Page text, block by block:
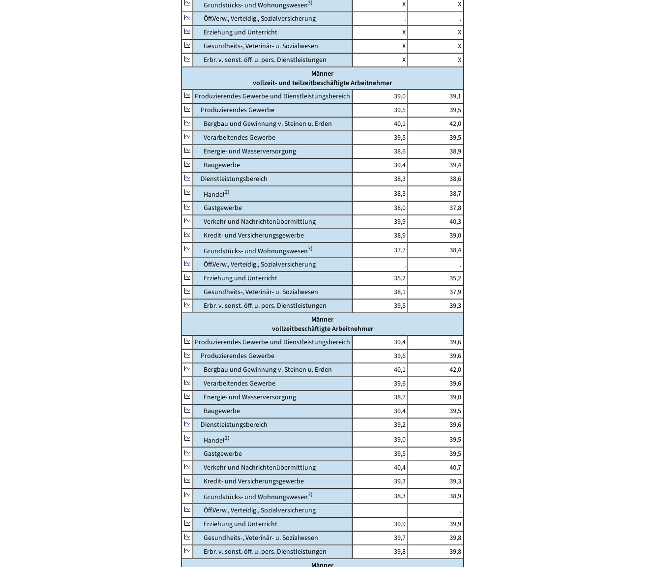
Grundstücks- und Wohnungswesen3) X
X
Öff.Verw., Verteidig., Sozialversicherung
.
.
Erziehung und Unterricht
X
X
Gesundheits-, Veterinär- u. Sozialwesen
X
X
Erbr. v. sonst. öff. u. pers. Dienstleistungen
X
X
Männer
vollzeit- und teilzeitbeschäftigte Arbeitnehmer
Produzierendes Gewerbe und Dienstleistungsbereich
39,0
39,1
Produzierendes Gewerbe
39,5
39,5
Bergbau und Gewinnung v. Steinen u. Erden
40,1
42,0
Verarbeitendes Gewerbe
39,5
39,5
Energie- und Wasserversorgung
38,6
38,9
Baugewerbe
39,4
39,4
Dienstleistungsbereich
38,3
38,6
Handel2) 38,3
38,7
Gastgewerbe
38,0
37,8
Verkehr und Nachrichtenübermittlung
39,9
40,3
Kredit- und Versicherungsgewerbe
38,9
39,0
Grundstücks- und Wohnungswesen3) 37,7
38,4
Öff.Verw., Verteidig., Sozialversicherung
.
.
Erziehung und Unterricht
35,2
35,2
Gesundheits-, Veterinär- u. Sozialwesen
38,1
37,9
Erbr. v. sonst. öff. u. pers. Dienstleistungen
39,5
39,3
Männer
vollzeitbeschäftigte Arbeitnehmer
Produzierendes Gewerbe und Dienstleistungsbereich
39,4
39,6
Produzierendes Gewerbe
39,6
39,6
Bergbau und Gewinnung v. Steinen u. Erden
40,1
42,0
Verarbeitendes Gewerbe
39,6
39,6
Energie- und Wasserversorgung
38,7
39,0
Baugewerbe
39,4
39,5
Dienstleistungsbereich
39,2
39,6
Handel2) 39,0
39,5
Gastgewerbe
39,5
39,5
Verkehr und Nachrichtenübermittlung
40,4
40,7
Kredit- und Versicherungsgewerbe
39,3
39,3
Grundstücks- und Wohnungswesen3) 38,3
38,9
Öff.Verw., Verteidig., Sozialversicherung
.
.
Erziehung und Unterricht
39,9
39,9
Gesundheits-, Veterinär- u. Sozialwesen
39,7
39,8
Erbr. v. sonst. öff. u. pers. Dienstleistungen
39,8
39,8